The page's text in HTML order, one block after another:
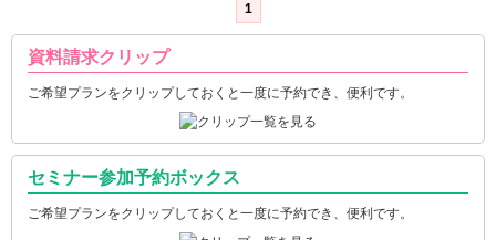
1
資料請求クリップ
ご希望プランをクリップしておくと一度に予約でき、便利です。
セミナー参加予約ボックス
ご希望プランをクリップしておくと一度に予約でき、便利です。